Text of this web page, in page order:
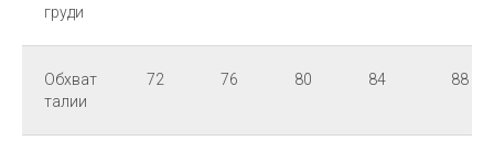
груди
Обхват
талии
72 76 80 84 88